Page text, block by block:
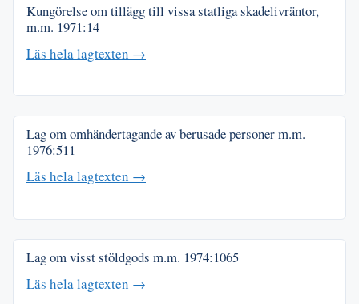
Kungörelse om tillägg till vissa statliga skadelivräntor,
m.m. 1971:14
Läs hela lagtexten →
Lag om omhändertagande av berusade personer m.m.
1976:511
Läs hela lagtexten →
Lag om visst stöldgods m.m. 1974:1065
Läs hela lagtexten →